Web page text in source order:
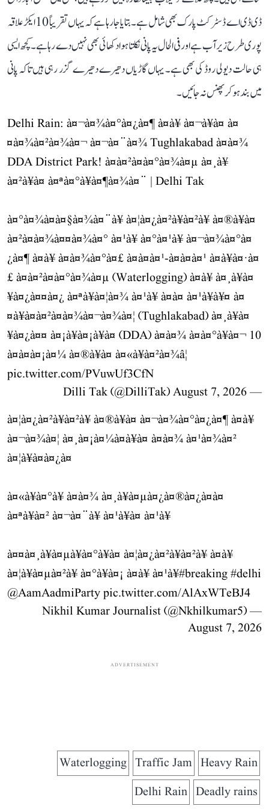
ڈی ڈی اے ڈسٹرکٹ پارک بھی شامل ہے۔ بتایا جا رہا ہے کہ یہاں تقریباً 10 ایکڑ علاقہ
پوری طرح زیر آب ہے اور فی الحال یہ پانی نکلتا ہوا دکھائی بھی نہیں دے رہا ہے۔ کچھ ایسی
ہی حالت دیولی روڈ کی بھی ہے۔ یہاں گاڑیاں دھیرے دھیرے گزر رہی ہیں تاکہ پانی
میں بند ہو کر پھنس نہ جائیں۔
Delhi Rain: à¤¬à¤¾à¤°à¤¿à¤¶ à¤à¥ à¤¬à¥à¤ à¤
¤à¤¾à¤²à¤¾à¤¬ à¤¬à¤¨à¤¾ Tughlakabad à¤à¤¾
DDA District Park! à¤à¤²à¤­à¤°à¤¾à¤µ à¤¸à¥
à¤²à¥à¤ à¤ªà¤°à¥à¤¶à¤¾à¤¨ | Delhi Tak
à¤°à¤¾à¤à¤§à¤¾à¤¨à¥ à¤¦à¤¿à¤²à¥à¤²à¥ à¤®à¥à¤
à¤²à¤à¤¾à¤¤à¤¾à¤° à¤¹à¥ à¤°à¤¹à¥ à¤¬à¤¾à¤°à¤
¿à¤¶ à¤à¥ à¤à¤¾à¤°à¤£ à¤à¤à¤¹-à¤à¤à¤¹ à¤­à¥à¤·à¤
£ à¤à¤²à¤­à¤°à¤¾à¤µ (Waterlogging) à¤à¥ à¤¸à¥à¤
¥à¤¿à¤¤à¤¿ à¤ªà¥à¤¦à¤¾ à¤¹à¥ à¤à¤ à¤¹à¥à¥¤ à¤
¤à¥à¤à¤²à¤à¤¾à¤¬à¤¾à¤¦ (Tughlakabad) à¤¸à¥à¤
¥à¤¿à¤¤ à¤¡à¥à¤¡à¥à¤ (DDA) à¤à¤¾ à¤à¤°à¥à¤¬ 10
à¤à¤à¤¡à¤¼ à¤®à¥à¤ à¤«à¥à¤²à¤¾â¦
pic.twitter.com/PVuwUf3CfN
— Dilli Tak (@DilliTak)
August 7, 2026
à¤¦à¤¿à¤²à¥à¤²à¥ à¤®à¥à¤ à¤¬à¤¾à¤°à¤¿à¤¶ à¤à¥
à¤¬à¤¾à¤¦ à¤¸à¤¡à¤¼à¤à¥à¤ à¤à¤¾ à¤¹à¤¾à¤²
à¤¦à¥à¤à¤¿à¤
à¤«à¥à¤°à¥ à¤à¤¾ à¤¸à¥à¤µà¤¿à¤®à¤¿à¤à¤
à¤ªà¥à¤² à¤¬à¤¨à¥ à¤¹à¥à¤ à¤¹à¥
à¤¤à¤¸à¥à¤µà¥à¤°à¥à¤ à¤¦à¤¿à¤²à¥à¤²à¥ à¤à¥
à¤¦à¥à¤µà¤²à¥ à¤°à¥à¤¡ à¤à¥ à¤¹à¥#breaking#delhi
@AamAadmiPartypic.twitter.com/AlAxWTeBJ4
— Nikhil Kumar Journalist (@Nkhilkumar5)
August 7, 2026
ADVERTISEMENT
Heavy Rain
Traffic Jam
Waterlogging
Deadly rains
Delhi Rain